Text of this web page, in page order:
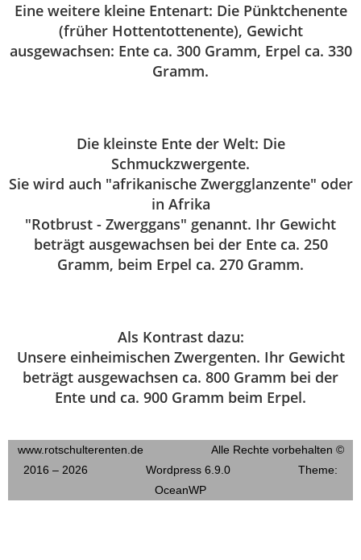
Eine weitere kleine Entenart: Die Pünktchenente
(früher Hottentottenente), Gewicht
ausgewachsen: Ente ca. 300 Gramm, Erpel ca. 330
Gramm.
Die kleinste Ente der Welt: Die
Schmuckzwergente.
Sie wird auch "afrikanische Zwergglanzente" oder
in Afrika
"Rotbrust - Zwerggans" genannt. Ihr Gewicht
beträgt ausgewachsen bei der Ente ca. 250
Gramm, beim Erpel ca. 270 Gramm.
Als Kontrast dazu:
Unsere einheimischen Zwergenten. Ihr Gewicht
beträgt ausgewachsen ca. 800 Gramm bei der
Ente und ca. 900 Gramm beim Erpel.
www.rotschulterenten.de Alle Rechte vorbehalten ©
2016 – 2026 Wordpress 6.9.0 Theme:
OceanWP